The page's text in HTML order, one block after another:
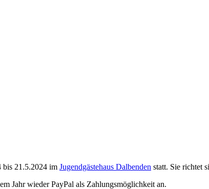
bis 21.5.2024 im Jugendgästehaus Dalbenden statt. Sie richtet
Jahr wieder PayPal als Zahlungsmöglichkeit an.